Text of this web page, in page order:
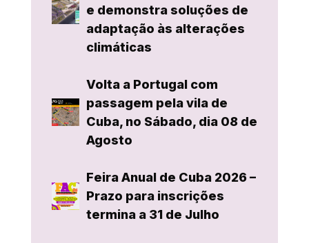
e demonstra soluções de
adaptação às alterações
climáticas
Volta a Portugal com
passagem pela vila de
Cuba, no Sábado, dia 08 de
Agosto
Feira Anual de Cuba 2026 –
Prazo para inscrições
termina a 31 de Julho